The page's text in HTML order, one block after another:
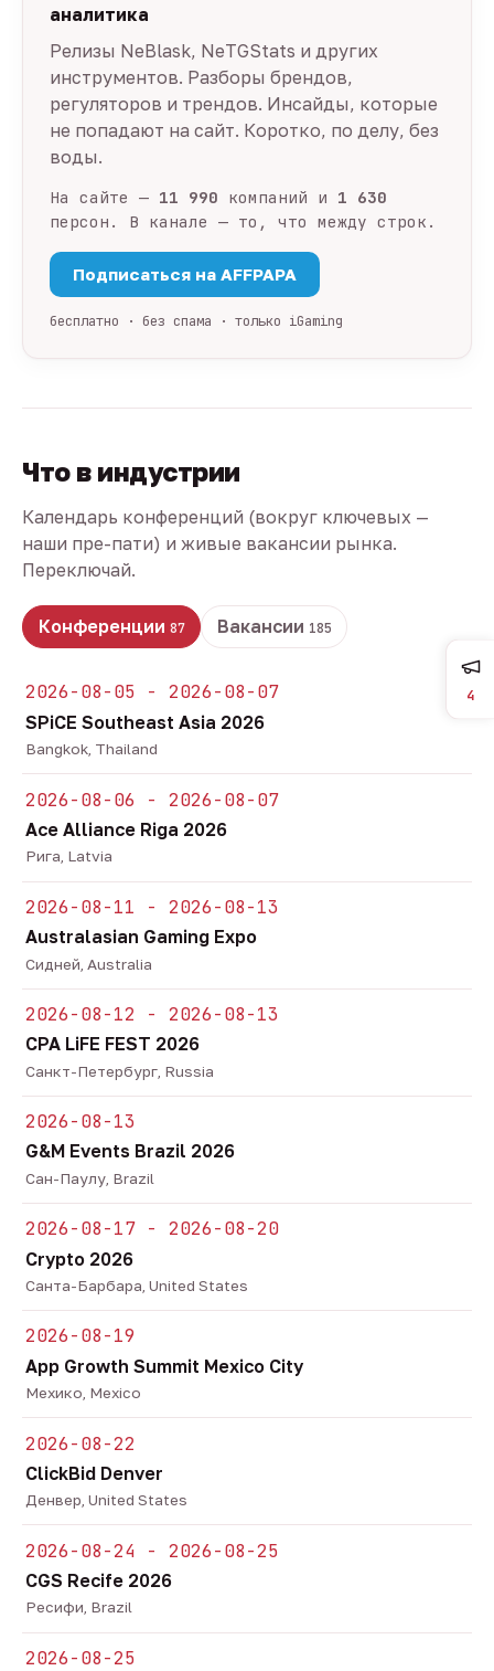
аналитика
Релизы NeBlask, NeTGStats и других
инструментов. Разборы брендов,
регуляторов и трендов. Инсайды, которые
не попадают на сайт. Коротко, по делу, без
воды.
На сайте — 11 990 компаний и 1 630
персон. В канале — то, что между строк.
Подписаться на AFFPAPA
бесплатно · без спама · только iGaming
Что в индустрии
Календарь конференций (вокруг ключевых —
наши пре-пати) и живые вакансии рынка.
Переключай.
Конференции 87 Вакансии 185
2026-08-05 - 2026-08-07
SPiCE Southeast Asia 2026
Bangkok, Thailand
2026-08-06 - 2026-08-07
Ace Alliance Riga 2026
Рига, Latvia
2026-08-11 - 2026-08-13
Australasian Gaming Expo
Сидней, Australia
2026-08-12 - 2026-08-13
CPA LiFE FEST 2026
Санкт-Петербург, Russia
2026-08-13
G&M Events Brazil 2026
Сан-Паулу, Brazil
2026-08-17 - 2026-08-20
Crypto 2026
Санта-Барбара, United States
2026-08-19
App Growth Summit Mexico City
Мехико, Mexico
2026-08-22
ClickBid Denver
Денвер, United States
2026-08-24 - 2026-08-25
CGS Recife 2026
Ресифи, Brazil
2026-08-25
4